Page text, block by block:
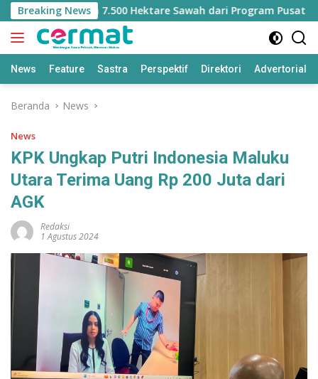
Langsung
ke
konten
Breaking News
Jatah 7.500 Hektare Sawah dari Program Pusat
News Feature Sastra Perspektif Direktori Advertorial
Beranda News
News
KPK Ungkap Putri Indonesia Maluku
Utara Terima Uang Rp 200 Juta dari
AGK
Redaksi
1 Agustus 2024